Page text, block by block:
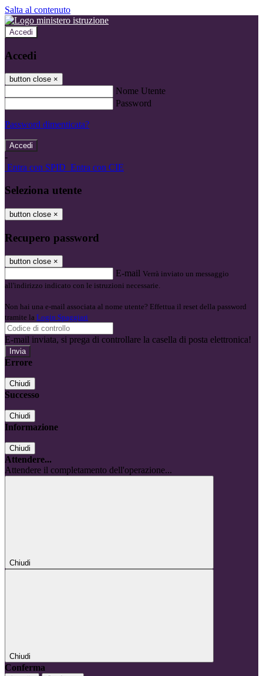
Salta al contenuto
Accedi
Accedi
button close ×
Nome Utente
Password
Password dimenticata?
-
Entra con SPID Entra con CIE
Seleziona utente
button close ×
Recupero password
button close ×
E-mail Verrà inviato un messaggio
all'indirizzo indicato con le istruzioni necessarie.
Non hai una e-mail associata al nome utente? Effettua il reset della password
tramite la Login Spaggiari
E-mail inviata, si prega di controllare la casella di posta elettronica!
Errore
Chiudi
Successo
Chiudi
Informazione
Chiudi
Attendere...
Attendere il completamento dell'operazione...
Chiudi
Chiudi
Conferma